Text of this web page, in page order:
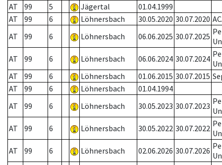
AT
99 5 Jägertal
01.04.1999
AT
99 6 Löhnersbach 30.05.2020 30.07.2020
AT
99 6 Löhnersbach 06.06.2025 30.07.2025
AT
99 6 Löhnersbach 06.06.2024 30.07.2024
AT
99 6 Löhnersbach 01.06.2015 30.07.2015
AT
99 6 Löhnersbach
01.04.1994
AT
99 6 Löhnersbach 30.05.2023 30.07.2023
AT
99 6 Löhnersbach 30.05.2022 30.07.2022
AT
99 6 Löhnersbach 02.06.2026 30.07.2026